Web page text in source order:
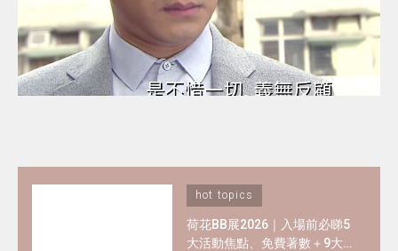
hot topics
荷花BB展2026｜入場前必睇5
大活動焦點、免費著數＋9大